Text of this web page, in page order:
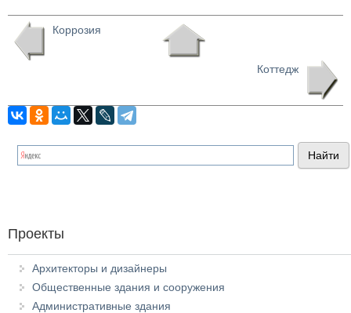
Коррозия
Коттедж
Проекты
Архитекторы и дизайнеры
Общественные здания и сооружения
Административные здания